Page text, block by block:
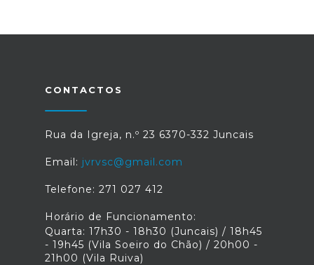
CONTACTOS
Rua da Igreja, n.º 23 6370-332 Juncais
Email: jvrvsc@gmail.com
Telefone: 271 027 412
Horário de Funcionamento:
Quarta: 17h30 - 18h30 (Juncais) / 18h45
- 19h45 (Vila Soeiro do Chão) / 20h00 -
21h00 (Vila Ruiva)